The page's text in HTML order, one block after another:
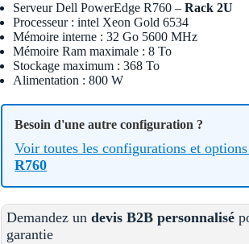
Serveur Dell PowerEdge R760 –Rack 2U
Processeur : intel Xeon Gold 6534
Mémoire interne : 32 Go 5600 MHz
Mémoire Ram maximale : 8 To
Stockage maximum : 368 To
Alimentation : 800 W
Besoin d'une autre configuration ?
Voir toutes les configurations et
R760
Demandez undevis B2B personnalisé
garantie